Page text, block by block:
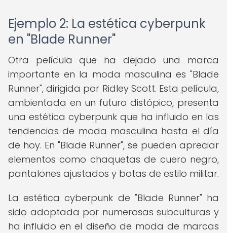
Ejemplo 2: La estética cyberpunk
en "Blade Runner"
Otra película que ha dejado una marca
importante en la moda masculina es "Blade
Runner", dirigida por Ridley Scott. Esta película,
ambientada en un futuro distópico, presenta
una estética cyberpunk que ha influido en las
tendencias de moda masculina hasta el día
de hoy. En "Blade Runner", se pueden apreciar
elementos como chaquetas de cuero negro,
pantalones ajustados y botas de estilo militar.
La estética cyberpunk de "Blade Runner" ha
sido adoptada por numerosas subculturas y
ha influido en el diseño de moda de marcas